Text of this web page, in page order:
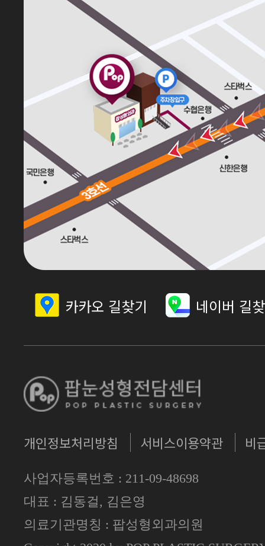
카카오 길찾기 네이버 길
개인정보처리방침 서비스이용약관 비
사업자등록번호 : 211-09-48698
대표 : 김동걸, 김은영
의료기관명칭 : 팝성형외과의원